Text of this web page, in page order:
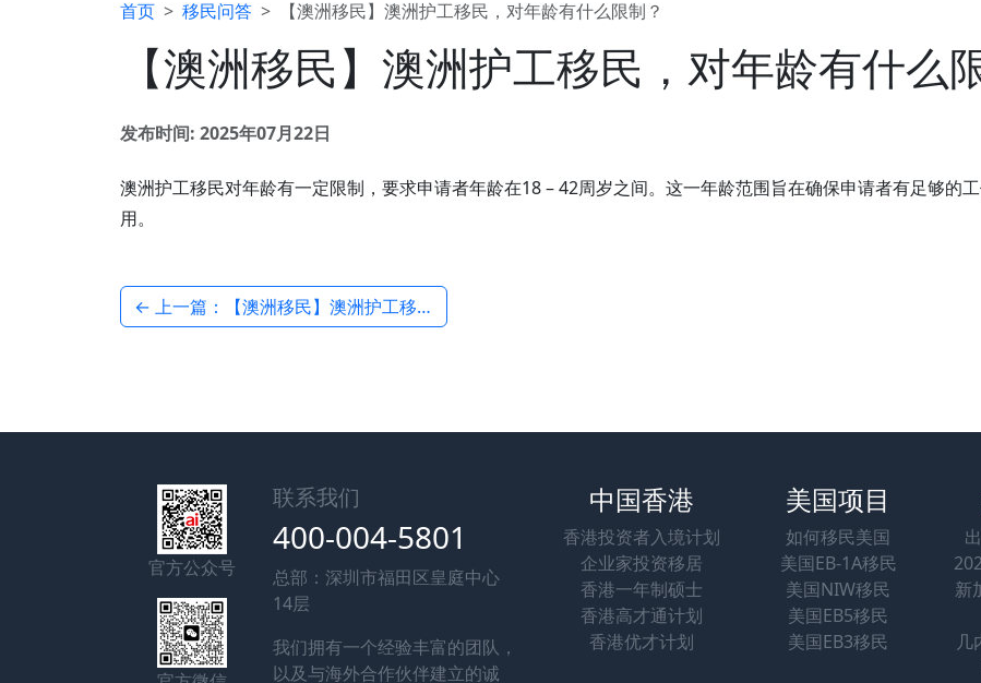
首页 移民问答 【澳洲移民】澳洲护工移民，对年龄有什么限制？
【澳洲移民】澳洲护工移民，对年龄有什么
发布时间: 2025年07月22日
澳洲护工移民对年龄有一定限制，要求申请者年龄在18 – 42周岁之间。这一年龄范围旨在确保申请者有足够的
用。
← 上一篇：【澳洲移民】澳洲护工移民，现在窗口期情况如何？
官方公众号
联系我们
400-004-5801
总部：深圳市福田区皇庭中心
14层
我们拥有一个经验丰富的团队，
以及与海外合作伙伴建立的诚
中国香港
香港投资者入境计划
企业家投资移居
香港一年制硕士
香港高才通计划
香港优才计划
美国项目
如何移民美国
美国EB-1A移民
美国NIW移民
美国EB5移民
美国EB3移民
新
几